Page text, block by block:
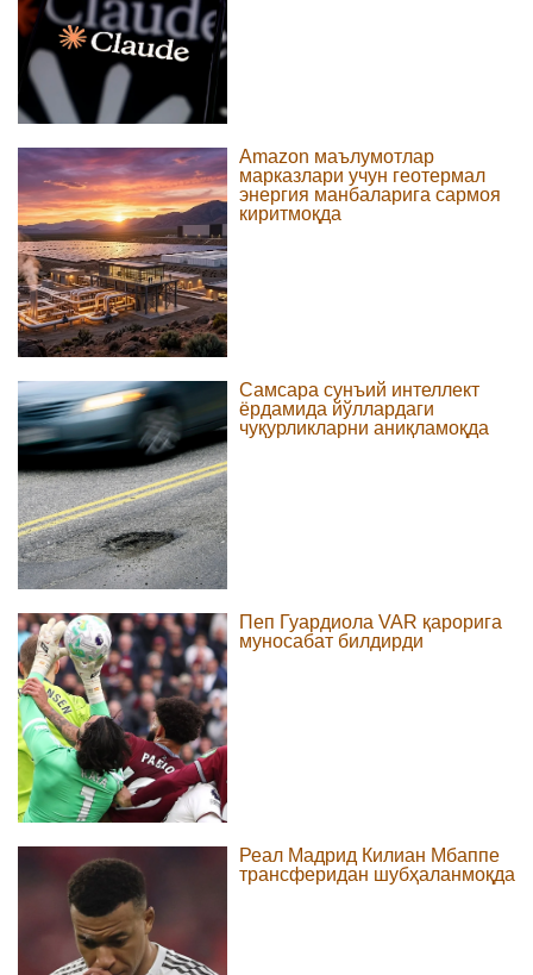
Amazon маълумотлар
марказлари учун геотермал
энергия манбаларига сармоя
киритмоқда
Самсара сунъий интеллект
ёрдамида йўллардаги
чуқурликларни аниқламоқда
Пеп Гуардиола VAR қарорига
муносабат билдирди
Реал Мадрид Килиан Мбаппе
трансферидан шубҳаланмоқда